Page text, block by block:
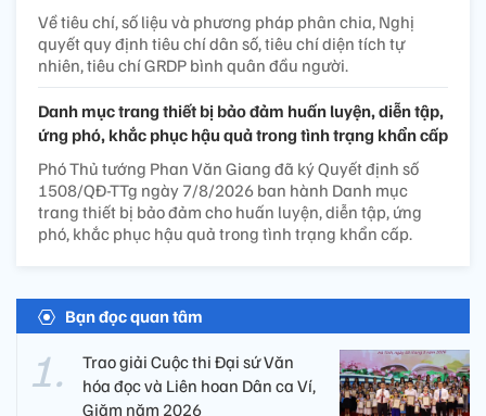
Về tiêu chí, số liệu và phương pháp phân chia, Nghị
quyết quy định tiêu chí dân số, tiêu chí diện tích tự
nhiên, tiêu chí GRDP bình quân đầu người.
Danh mục trang thiết bị bảo đảm huấn luyện, diễn tập,
ứng phó, khắc phục hậu quả trong tình trạng khẩn cấp
Phó Thủ tướng Phan Văn Giang đã ký Quyết định số
1508/QĐ-TTg ngày 7/8/2026 ban hành Danh mục
trang thiết bị bảo đảm cho huấn luyện, diễn tập, ứng
phó, khắc phục hậu quả trong tình trạng khẩn cấp.
Bạn đọc quan tâm
Trao giải Cuộc thi Đại sứ Văn
hóa đọc và Liên hoan Dân ca Ví,
Giặm năm 2026